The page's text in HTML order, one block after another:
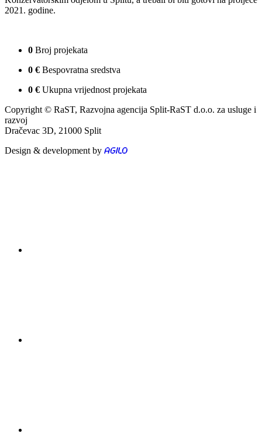
2021. godine.
0 Broj projekata
0 € Bespovratna sredstva
0 € Ukupna vrijednost projekata
Copyright © RaST, Razvojna agencija Split-RaST d.o.o. za usluge i
razvoj
Dračevac 3D, 21000 Split
Design & development by